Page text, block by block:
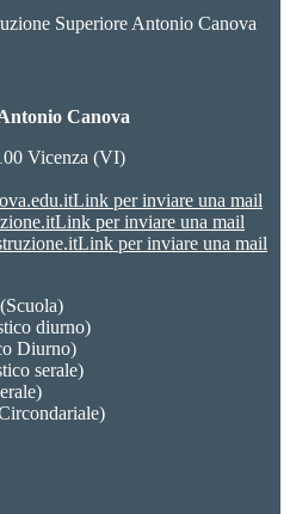
Superiore Antonio Canova
Canova
Vicenza (VI)
Link per inviare una mail
Link per inviare una mail
Link per inviare una mail
diurno)
Diurno)
serale)